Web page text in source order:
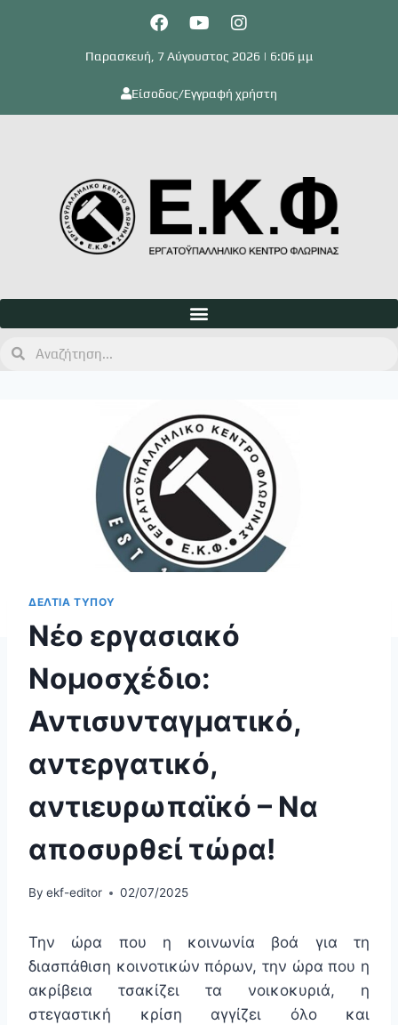
Παρασκευή, 7 Αύγουστος 2026 | 6:06 μμ
Είσοδος/Εγγραφή χρήστη
ΔΕΛΤΙΑ ΤΥΠΟΥ
Νέο εργασιακό
Νομοσχέδιο:
Αντισυνταγματικό,
αντεργατικό,
αντιευρωπαϊκό – Να
αποσυρθεί τώρα!
By ekf-editor 02/07/2025
Την ώρα που η κοινωνία βοά για τη
διασπάθιση κοινοτικών πόρων, την ώρα που η
ακρίβεια τσακίζει τα νοικοκυριά, η
στεγαστική κρίση αγγίζει όλο και